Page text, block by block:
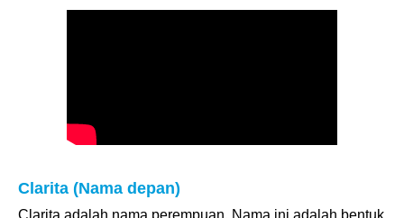
Clarita (Nama depan)
Clarita adalah nama perempuan. Nama ini adalah bentuk